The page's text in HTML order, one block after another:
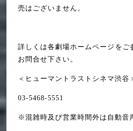
売はございません。
詳しくは各劇場ホームページをご
お問合せ下さい。
＜ヒューマントラストシネマ渋谷
03-5468-5551
※混雑時及び営業時間外は自動音